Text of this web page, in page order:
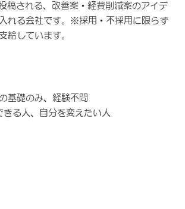
稿される、改善案・経費削減案のアイデ
れる会社です。※採用・不採用に限らず
給しています。
基礎のみ、経験不問
きる人、自分を変えたい人